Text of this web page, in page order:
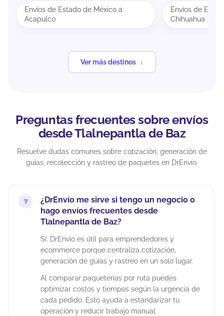
Envíos de Estado de México a
Acapulco
Envíos de
Chihuahua
Ver más destinos
Preguntas frecuentes sobre envíos
desde Tlalnepantla de Baz
Resuelve dudas comunes sobre cotización, generación de
guías, recolección y rastreo de paquetes en DrEnvío.
¿DrEnvío me sirve si tengo un negocio o
hago envíos frecuentes desde
Tlalnepantla de Baz?
Sí. DrEnvío es útil para emprendedores y
ecommerce porque centraliza cotización,
generación de guías y rastreo en un solo lugar.
Al comparar paqueterías por ruta puedes
optimizar costos y tiempos según la urgencia de
cada pedido. Esto ayuda a estandarizar tu
operación y reducir trabajo manual.